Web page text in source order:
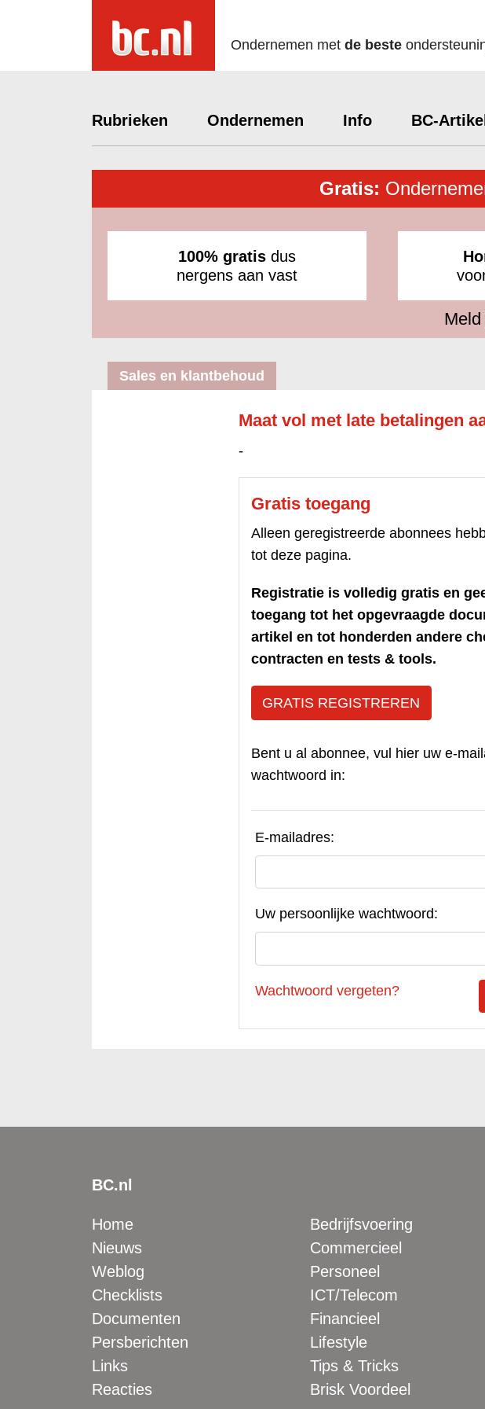
Ondernemen met de beste
Rubrieken Ondernemen Info BC-
Gratis:
100% gratis dus
nergens aan vast
Sales en klantbehoud
Maat vol met late betalingen
-
Gratis toegang
Alleen geregistreerde abonnees
tot deze pagina.
Registratie is volledig gratis en
toegang tot het opgevraagde
artikel en tot honderden andere
contracten en tests & tools.
GRATIS REGISTREREN
Bent u al abonnee, vul hier uw e-
wachtwoord in:
E-mailadres:
Uw persoonlijke wachtwoord:
Wachtwoord vergeten?
BC.nl
Home
Nieuws
Weblog
Checklists
Documenten
Persberichten
Links
Reacties
Bedrijfsvoering
Commercieel
Personeel
ICT/Telecom
Financieel
Lifestyle
Tips & Tricks
Brisk Voordeel